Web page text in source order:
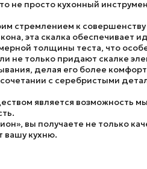
не просто кухонный
стремлением к
эта скалка обеспечивает
толщины теста, что
не только придают скалке
делая его более
с серебристыми
является возможность
, вы получаете не только
вашу кухню.